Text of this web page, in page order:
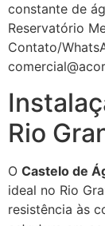
constante de
Reservatório
Contato/
Rio
O Castelo de
ideal no Rio
resistência às